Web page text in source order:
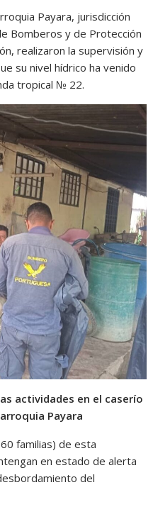
Payara, jurisdicción
Bomberos y de Protección
realizaron la supervisión y
su nivel hídrico ha venido
tropical № 22.
actividades en el caserío
Payara
familias) de esta
en estado de alerta
del